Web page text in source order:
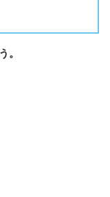
。